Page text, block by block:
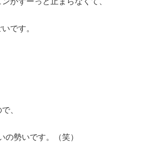
です。
、
勢いです。（笑）